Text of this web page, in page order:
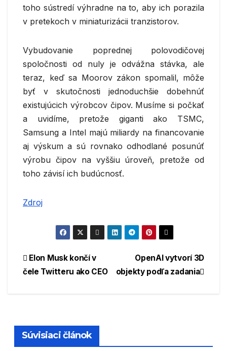
toho sústredí výhradne na to, aby ich porazila
v pretekoch v miniaturizácii tranzistorov.
Vybudovanie poprednej polovodičovej
spoločnosti od nuly je odvážna stávka, ale
teraz, keď sa Moorov zákon spomalil, môže
byť v skutočnosti jednoduchšie dobehnúť
existujúcich výrobcov čipov. Musíme si počkať
a uvidíme, pretože giganti ako TSMC,
Samsung a Intel majú miliardy na financovanie
aj výskum a sú rovnako odhodlané posunúť
výrobu čipov na vyššiu úroveň, pretože od
toho závisí ich budúcnosť.
Zdroj
Navigácia
OpenAI vytvorí 3D
objekty podľa zadania
Elon Musk končí v
čele Twitteru ako CEO
Súvisiaci článok